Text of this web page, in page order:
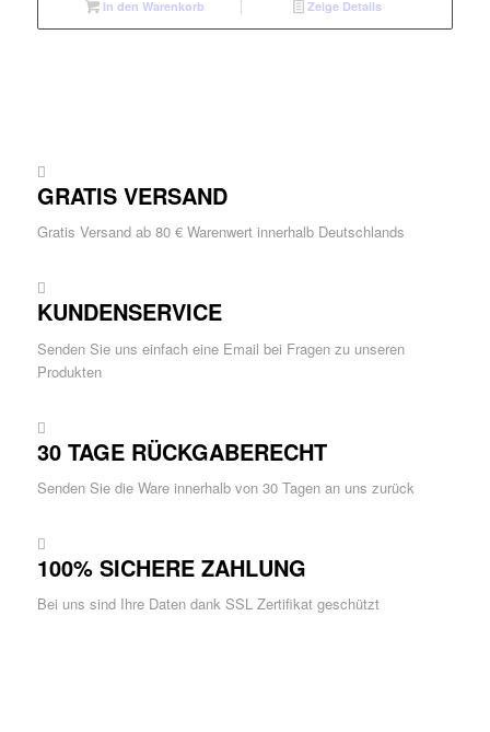
In den Warenkorb Zeige Details
GRATIS VERSAND
Gratis Versand ab 80 € Warenwert innerhalb Deutschlands
KUNDENSERVICE
Senden Sie uns einfach eine Email bei Fragen zu unseren
Produkten
30 TAGE RÜCKGABERECHT
Senden Sie die Ware innerhalb von 30 Tagen an uns zurück
100% SICHERE ZAHLUNG
Bei uns sind Ihre Daten dank SSL Zertifikat geschützt